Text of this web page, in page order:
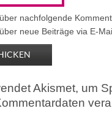
nachfolgende
neue Beiträge via E-
Akismet, um